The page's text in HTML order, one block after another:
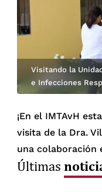
Visitando la
e Infecciones
¡En el IMTAvH
visita de la Dra.
una colaboración
Últimas